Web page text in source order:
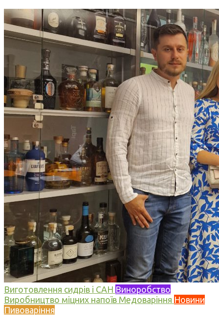
Виготовлення сидрів і САН Виноробство
Виробництво міцних напоїв Медоваріння Новини
Пивоваріння